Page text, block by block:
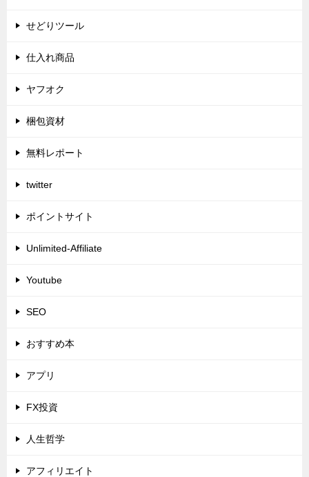
せどりツール
仕入れ商品
ヤフオク
梱包資材
無料レポート
twitter
ポイントサイト
Unlimited-Affiliate
Youtube
SEO
おすすめ本
アプリ
FX投資
人生哲学
アフィリエイト